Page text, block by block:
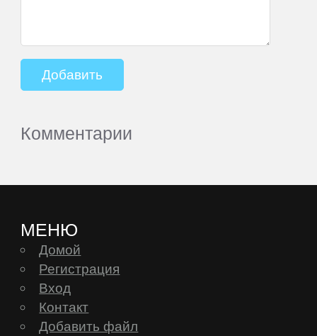
Комментарии
МЕНЮ
Домой
Регистрация
Вход
Контакт
Добавить файл